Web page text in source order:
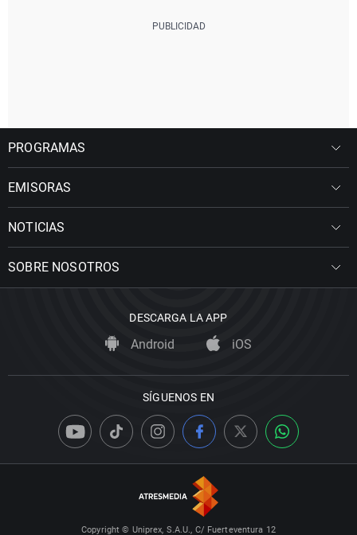
PROGRAMAS
EMISORAS
NOTICIAS
SOBRE NOSOTROS
DESCARGA LA APP
Android iOS
SÍGUENOS EN
Copyright © Uniprex, S.A.U., C/ Fuerteventura 12